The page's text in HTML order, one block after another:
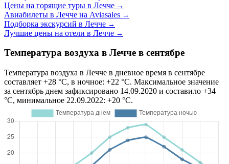
Цены на горящие туры в Лечче →
Авиабилеты в Лечче на Aviasales →
Подборка экскурсий в Лечче →
Лучшие цены на отели в Лечче →
Температура воздуха в Лечче в сентябре
Температура воздуха в Лечче в дневное время в сентябре
составляет +28 °C, в ночное: +22 °C. Максимальное значение
за сентябрь днем зафиксировано 14.09.2020 и составило +34
°C, минимальное 22.09.2022: +20 °C.